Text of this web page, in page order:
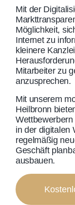
Mit der
Möglichkeit,
Internet zu
kleinere
Mitarbeiter zu
anzusprechen.
Mit unserem
Heilbronn
in der digitalen
regelmäßig
Geschäft
ausbauen.